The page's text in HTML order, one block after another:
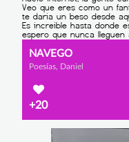
NAVEGO
Poesías, Daniel
+20